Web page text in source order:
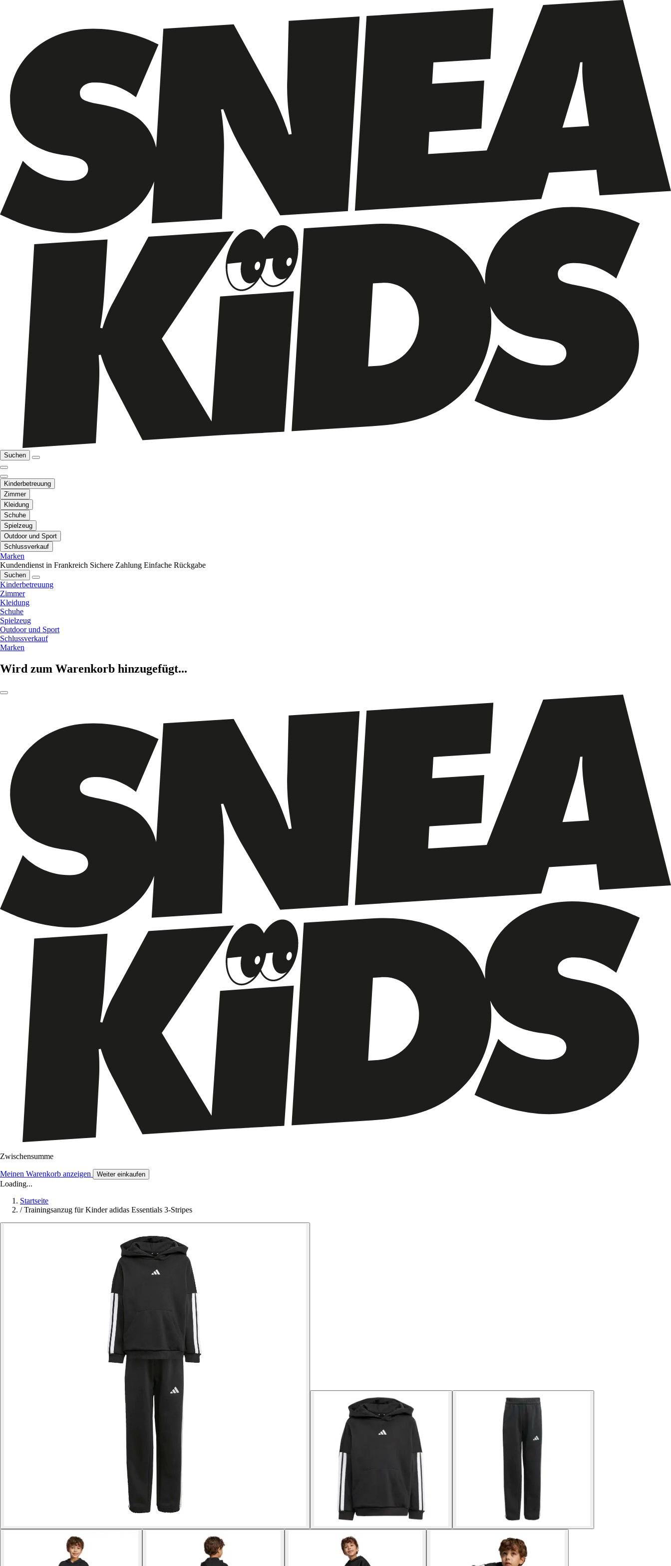
Suchen
Kinderbetreuung
Zimmer
Kleidung
Schuhe
Spielzeug
Outdoor und Sport
Schlussverkauf
Marken
Kundendienst in Frankreich Sichere Zahlung Einfache Rückgabe
Suchen
Kinderbetreuung
Zimmer
Kleidung
Schuhe
Spielzeug
Outdoor und Sport
Schlussverkauf
Marken
Wird zum Warenkorb hinzugefügt...
Zwischensumme
Meinen Warenkorb anzeigen Weiter einkaufen
Loading...
Startseite
/ Trainingsanzug für Kinder adidas Essentials 3-Stripes